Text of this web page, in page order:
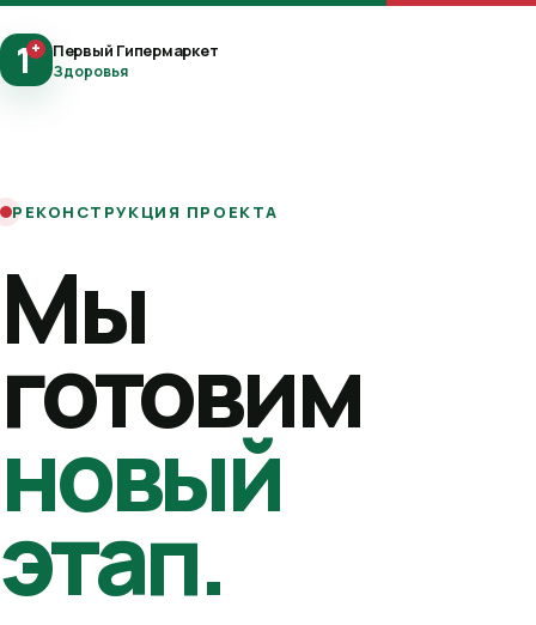
1+ Первый Гипермаркет
Здоровья
РЕКОНСТРУКЦИЯ ПРОЕКТА
Мы
готовим
новый
этап.